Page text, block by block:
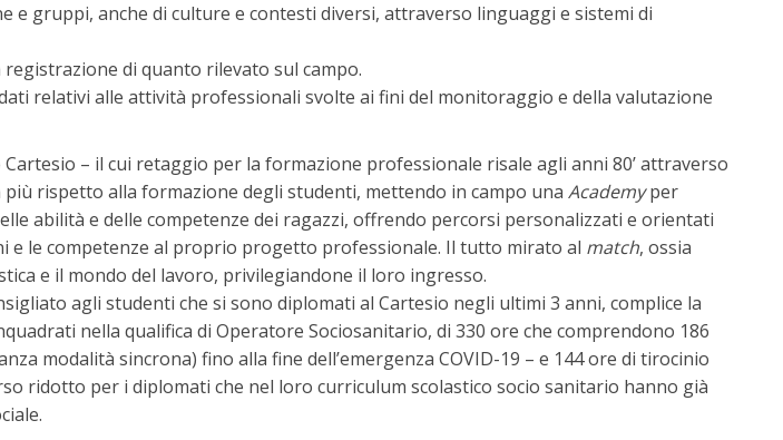
e gruppi, anche di culture e contesti diversi, attraverso linguaggi e sistemi di
di quanto rilevato sul campo.
relativi alle attività professionali svolte ai fini del monitoraggio e della valutazione
– il cui retaggio per la formazione professionale risale agli anni 80’ attraverso
rispetto alla formazione degli studenti, mettendo in campo una Academyper
abilità e delle competenze dei ragazzi, offrendo percorsi personalizzati e orientati
e le competenze al proprio progetto professionale. Il tutto mirato al match, ossia
e il mondo del lavoro, privilegiandone il loro ingresso.
agli studenti che si sono diplomati al Cartesio negli ultimi 3 anni, complice la
nella qualifica di Operatore Sociosanitario, di 330 ore che comprendono 186
modalità sincrona) fino alla fine dell’emergenza COVID-19 – e 144 ore di tirocinio
ridotto per i diplomati che nel loro curriculum scolastico socio sanitario hanno già